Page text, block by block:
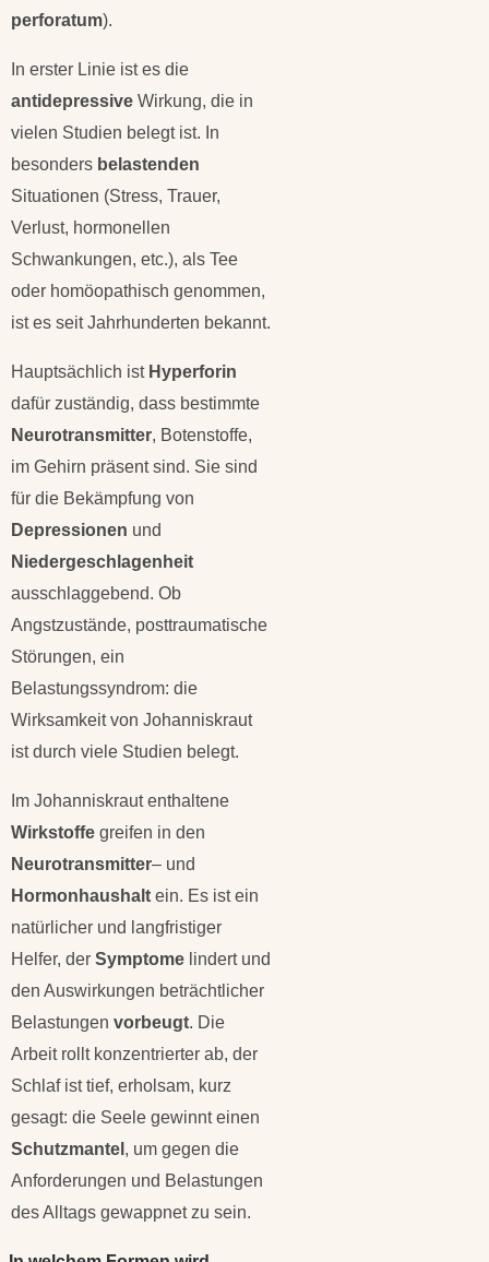
perforatum).
In erster Linie ist es die
antidepressive Wirkung, die in
vielen Studien belegt ist. In
besonders belastenden
Situationen (Stress, Trauer,
Verlust, hormonellen
Schwankungen, etc.), als Tee
oder homöopathisch genommen,
ist es seit Jahrhunderten bekannt.
Hauptsächlich ist Hyperforin
dafür zuständig, dass bestimmte
Neurotransmitter, Botenstoffe,
im Gehirn präsent sind. Sie sind
für die Bekämpfung von
Depressionen und
Niedergeschlagenheit
ausschlaggebend. Ob
Angstzustände, posttraumatische
Störungen, ein
Belastungssyndrom: die
Wirksamkeit von Johanniskraut
ist durch viele Studien belegt.
Im Johanniskraut enthaltene
Wirkstoffe greifen in den
Neurotransmitter– und
Hormonhaushalt ein. Es ist ein
natürlicher und langfristiger
Helfer, der Symptome lindert und
den Auswirkungen beträchtlicher
Belastungen vorbeugt. Die
Arbeit rollt konzentrierter ab, der
Schlaf ist tief, erholsam, kurz
gesagt: die Seele gewinnt einen
Schutzmantel , um gegen die
Anforderungen und Belastungen
des Alltags gewappnet zu sein.